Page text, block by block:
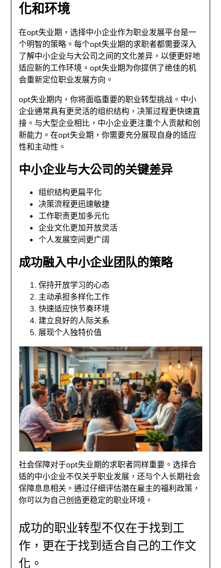
化和环境
在opt失业期，选择中小企业作为职业发展平台是一
个明智的策略。每个opt失业期的求职者都需要深入
了解中小企业与大公司之间的文化差异，以便更好地
适应新的工作环境。opt失业期为你提供了绝佳的机
会重新定位职业发展方向。
opt失业期内，你将面临重要的职业转型挑战。中小
企业通常具有更灵活的组织结构，决策过程更快速直
接。与大型企业相比，中小企业更注重个人贡献和创
新能力。在opt失业期，你需要充分展现自身的适应
性和主动性。
中小企业与大公司的关键差异
组织结构更扁平化
决策流程更迅速敏捷
工作职责更加多元化
企业文化更加开放灵活
个人发展空间更广阔
成功融入中小企业团队的策略
保持开放学习的心态
主动承担多样化工作
快速适应快节奏环境
建立良好的人际关系
展现个人独特价值
社会保障对于opt失业期的求职者同样重要。选择合
适的中小企业不仅关乎职业发展，还与个人长期社会
保障息息相关。通过仔细评估潜在雇主的福利政策，
你可以为自己创造更稳定的职业环境。
成功的职业转型不仅在于找到工
作，更在于找到适合自己的工作文
化。